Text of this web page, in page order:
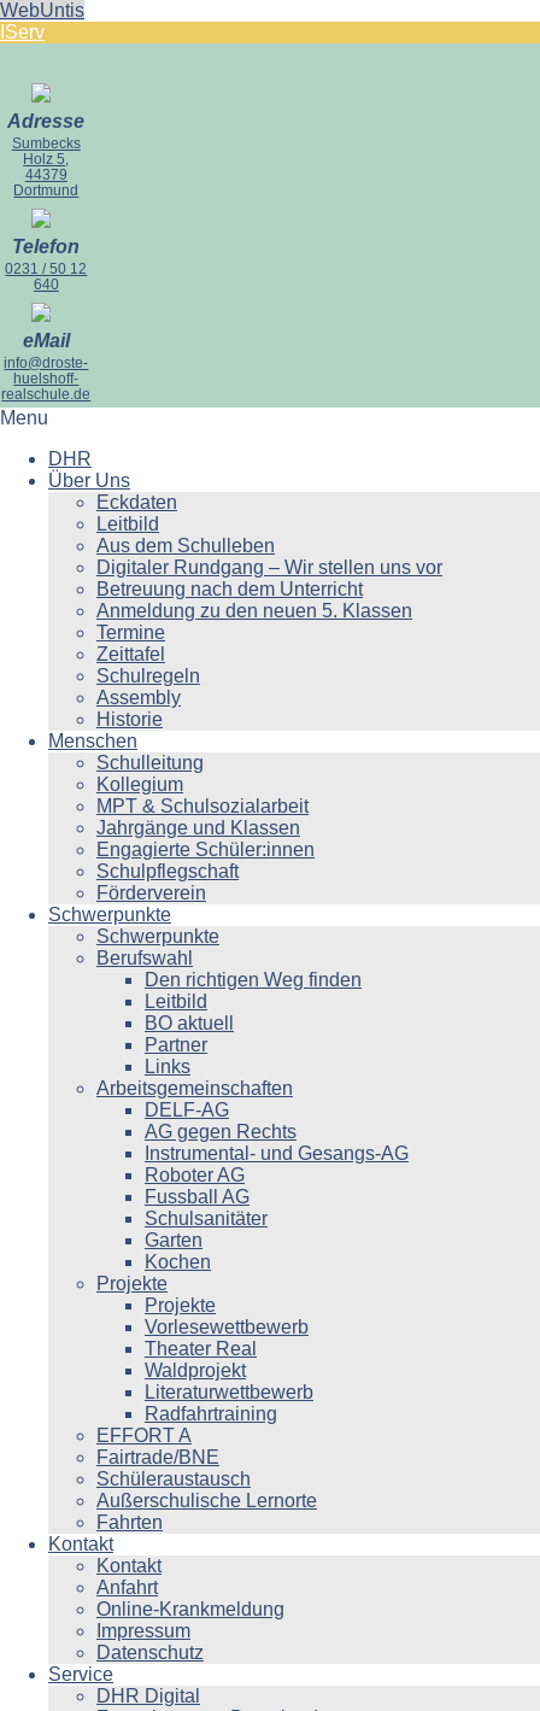
WebUntis
IServ
Adresse
Sumbecks
Holz 5,
44379
Dortmund
Telefon
0231 / 50 12
640
eMail
info@droste-
huelshoff-
realschule.de
Menu
DHR
Über Uns
Eckdaten
Leitbild
Aus dem Schulleben
Digitaler Rundgang – Wir stellen uns vor
Betreuung nach dem Unterricht
Anmeldung zu den neuen 5. Klassen
Termine
Zeittafel
Schulregeln
Assembly
Historie
Menschen
Schulleitung
Kollegium
MPT & Schulsozialarbeit
Jahrgänge und Klassen
Engagierte Schüler:innen
Schulpflegschaft
Förderverein
Schwerpunkte
Schwerpunkte
Berufswahl
Den richtigen Weg finden
Leitbild
BO aktuell
Partner
Links
Arbeitsgemeinschaften
DELF-AG
AG gegen Rechts
Instrumental- und Gesangs-AG
Roboter AG
Fussball AG
Schulsanitäter
Garten
Kochen
Projekte
Projekte
Vorlesewettbewerb
Theater Real
Waldprojekt
Literaturwettbewerb
Radfahrtraining
EFFORT A
Fairtrade/BNE
Schüleraustausch
Außerschulische Lernorte
Fahrten
Kontakt
Kontakt
Anfahrt
Online-Krankmeldung
Impressum
Datenschutz
Service
DHR Digital